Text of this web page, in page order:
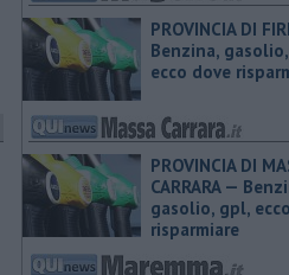
PROVINCIA DI
Benzina,
ecco dove
PROVINCIA DI
CARRARA —
gasolio, gpl,
risparmiare